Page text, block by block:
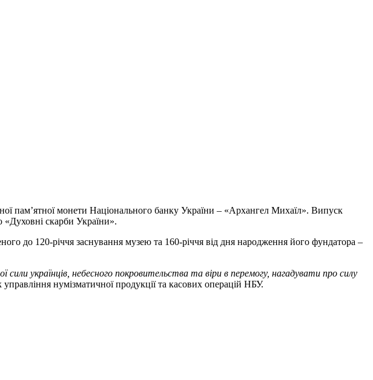
пам’ятної монети Національного банку України – «Архангел Михаїл». Випуск
скарби України».
до 120-річчя заснування музею та 160-річчя від дня народження його фундатора –
українців, небесного покровительства та віри в перемогу, нагадувати про силу
нумізматичної продукції та касових операцій НБУ.